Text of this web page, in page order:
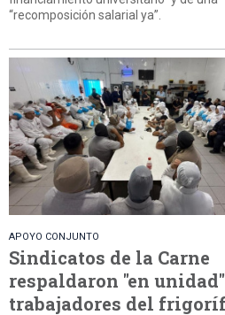
“recomposición salarial ya”.
APOYO CONJUNTO
Sindicatos de la Carne
respaldaron "en
trabajadores del